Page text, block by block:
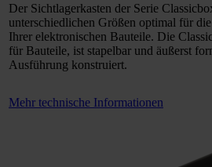
Der Sichtlagerkasten der Serie
unterschiedlichen Größen optimal für
Ihrer elektronischen Bauteile. Die
für Bauteile, ist stapelbar und äußerst
Ausführung konstruiert.
Mehr technische Informationen